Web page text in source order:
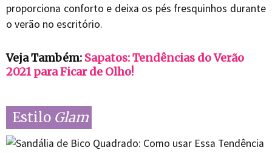
proporciona conforto e deixa os pés fresquinhos durante
o verão no escritório.
Veja Também: Sapatos: Tendências do Verão
2021 para Ficar de Olho!
Estilo Glam